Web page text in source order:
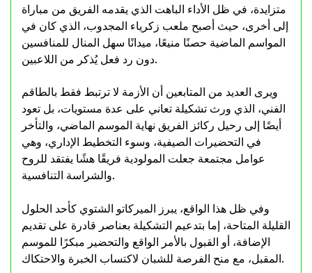
متزايدة، في ظل الأداء الباهت الذي يقدمه الفريق من مباراة
إلى أخرى، حيث أصبح ملعب زكرياء المجدوب، الذي كان في
المواسم الماضية حصنًا منيعًا، ميدانًا سهل المنال للمنافسين
دون رد فعل يُذكر من اللاعبين.
ويرى العديد من المتابعين أن الأزمة لا ترتبط فقط بالطاقم
الفني، الذي ورث تشكيلة تعاني على عدة مستويات، بل تعود
أيضًا إلى رحيل ركائز الفريق نهاية الموسم الماضي، والتأخر
في التحضيرات الصيفية، وسوء التخطيط الإداري، وهي
عوامل مجتمعة جعلت المولودية فريقًا هشًا يفتقد للروح
والشراسة التنافسية.
وفي ظل هذا الواقع، يبرز الميركاتو الشتوي كأحد الحلول
القليلة المتاحة، إما بتدعيم التشكيلة بعناصر قادرة على تقديم
الإضافة، أو القبول بالأمر الواقع والتحضير مبكرًا للموسم
المقبل، مع منح الفرصة للشبان لاكتساب الخبرة والاحتكاك.